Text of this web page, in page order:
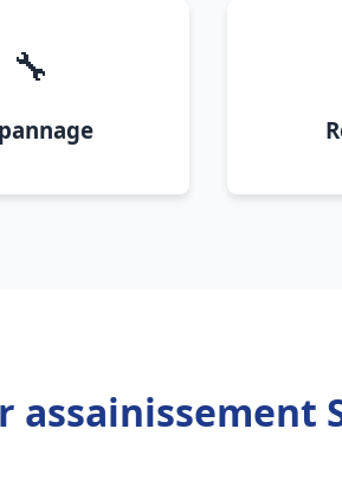
🔧
assainissement